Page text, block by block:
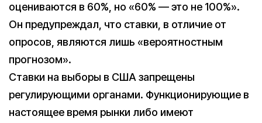
оцениваются в 60%, но «60% — это не 100%».
Он предупреждал, что ставки, в отличие от
опросов, являются лишь «вероятностным
прогнозом».
Ставки на выборы в США запрещены
регулирующими органами. Функционирующие в
настоящее время рынки либо имеют